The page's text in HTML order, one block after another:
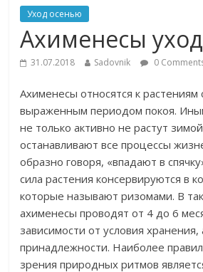
Уход осенью
Ахименесы
31.07.2018 Sadovnik 0
Ахименесы относятся к растениям
выраженным периодом покоя.
не только активно не растут
останавливают все процессы
образно говоря, «впадают в
сила растения консервируются в
которые называют ризомами. В
ахименесы проводят от 4 до 6
зависимости от условия
принадлежности. Наиболее
зрения природных ритмов